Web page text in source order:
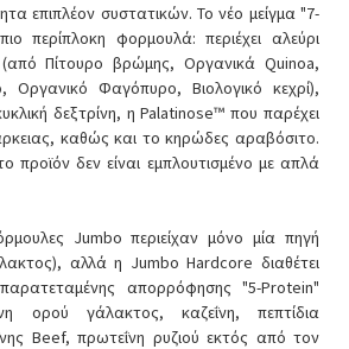
επιπλέον συστατικών. Το νέο μείγμα "7-
περίπλοκη φορμουλά: περιέχει αλεύρι
Πίτουρο βρώμης, Οργανικά Quinoa,
Οργανικό Φαγόπυρο, Βιολογικό κεχρί),
δεξτρίνη, η Palatinose™ που παρέχει
καθώς και το κηρώδες αραβόσιτο.
προϊόν δεν είναι εμπλουτισμένο με απλά
Jumbo περιείχαν μόνο μία πηγή
αλλά η Jumbo Hardcore διαθέτει
απορρόφησης "5-Protein"
ορού γάλακτος, καζεΐνη, πεπτίδια
Beef, πρωτεΐνη ρυζιού εκτός από τον